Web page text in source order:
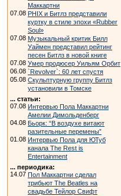
Маккартни
07.08 PHIX и Битлз представили
куртку в стиле эпохи «Rubber
Soul»
07.08 Музыкальный критик Билл
Уаймен представил рейтинг
песен Битлз в новой книге
07.08 Умер продюсер Уильям Орбит
06.08 `Revolver`: 60 лет спустя
05.08 Скульптурную группу Битлз
установили в Томске
... статьи:
07.08 Интервью Пола Маккартни
Амелии Димольденберг
04.08 Бьорк: “В воздухе витают
разительные перемены”
01.08 Интервью Пола для ЮТуб
канала The Rest is
Entertainment
... периодика:
14.07 Пол Маккартни сделал
трибьют The Beatles на
свадьбе Тейлор Свифт